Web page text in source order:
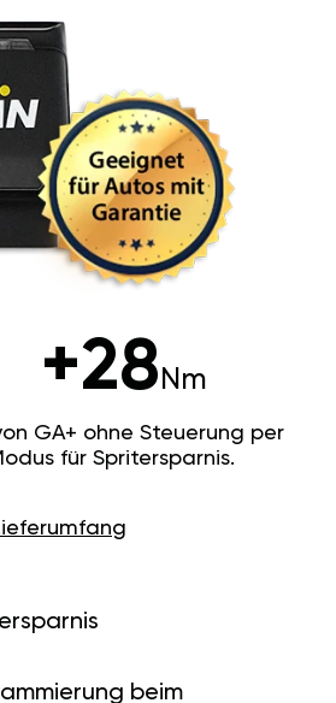
+28Nm
GA+ ohne Steuerung per
für Spritersparnis.
beim